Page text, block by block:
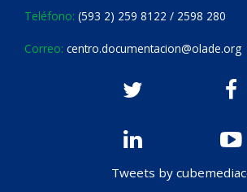
Teléfono: (593 2) 259 8122 / 2598 280
Correo: centro.documentacion@olade.org
Tweets by